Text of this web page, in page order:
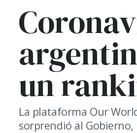
un
La plataforma Our
sorprendió al